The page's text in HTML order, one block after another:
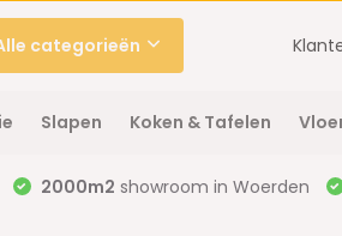
categorieën
Slapen Koken & Tafelen
2000m2 showroom in Woerden